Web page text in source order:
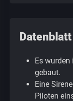
Datenblatt
Es
gebaut.
Eine
Piloten